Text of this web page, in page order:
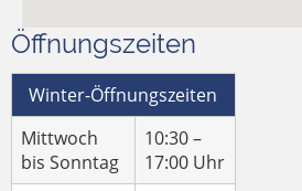
Öffnungszeiten
Winter-Öffnungszeiten
Mittwoch
bis Sonntag
10:30 –
17:00 Uhr